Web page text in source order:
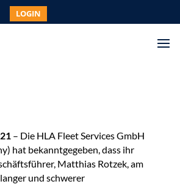
LOGIN
– Die HLA Fleet Services GmbH
hat bekanntgegeben, dass ihr
Matthias Rotzek, am
und schwerer